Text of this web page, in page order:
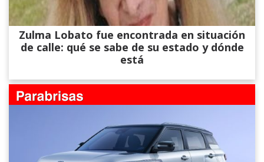
Zulma Lobato fue encontrada en situación
de calle: qué se sabe de su estado y dónde
está